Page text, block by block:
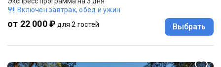
Включен завтрак, обед и ужин
от 22 000 ₽ для 2 гостей Выбрать